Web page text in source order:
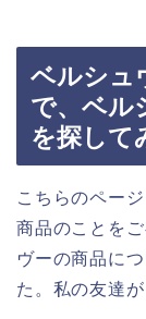
ベルシュ
で、ベル
を探して
こちらのペー
商品のことを
ヴーの商品に
た。私の友達が